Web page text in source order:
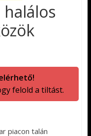
halálos
felold a tiltást.
piacon talán